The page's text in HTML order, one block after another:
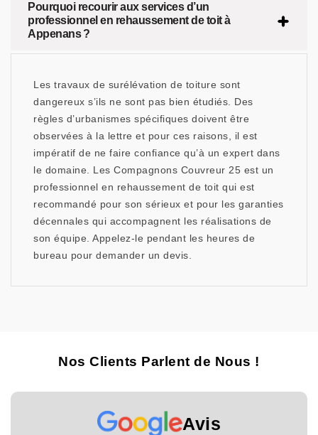
Pourquoi recourir aux services d’un
professionnel en rehaussement de toit à
Appenans ?
Les travaux de surélévation de toiture sont
dangereux s’ils ne sont pas bien étudiés. Des
règles d’urbanismes spécifiques doivent être
observées à la lettre et pour ces raisons, il est
impératif de ne faire confiance qu’à un expert dans
le domaine. Les Compagnons Couvreur 25 est un
professionnel en rehaussement de toit qui est
recommandé pour son sérieux et pour les garanties
décennales qui accompagnent les réalisations de
son équipe. Appelez-le pendant les heures de
bureau pour demander un devis.
Nos Clients Parlent de Nous !
Avis